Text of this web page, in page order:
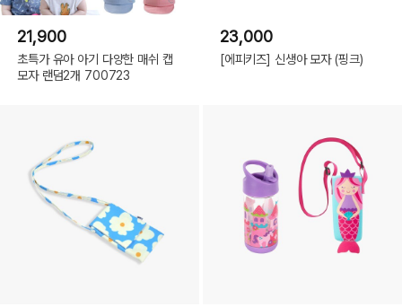
21,900
초특가 유아 아기 다양한 매쉬 캡
모자 랜덤2개 700723
23,000
[에피키즈] 신생아 모자 (핑크)